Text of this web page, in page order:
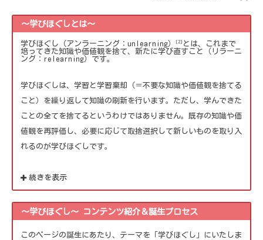
～学びほぐしとは～
学びほぐし（アンラーニング：unlearning） [2] とは、これまで
培ってきた知識や価値観を捨て、新たに学び直すこと（リラーニ
ング：relearning）です。
学びほぐしは、学習と学習棄却（＝不要な知識や価値観を捨てる
こと）を繰り返して知識の刷新を行います。ただし、学んできた
ことの全てを捨てるというわけではありません。既存の知識や価
値観を再評価し、必要に応じて取捨選択して新しいものを取り入
れるのが学びほぐしです。
続きを表示
～学びほぐし～ コンテンツ紹介＆誕生プロセス
このページの誕生にあたり、テーマを「学びほぐし」にいたしま